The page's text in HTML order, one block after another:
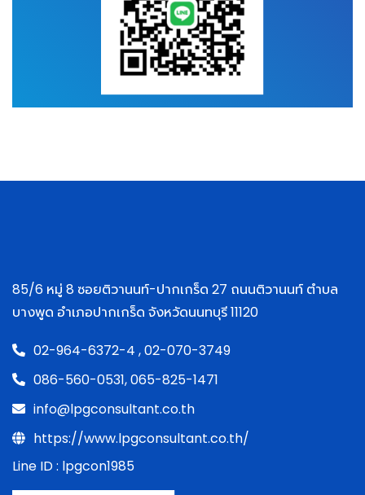
85/6 หมู่ 8 ซอยติวานนท์-ปากเกร็ด 27 ถนนติวานนท์ ตำบล
บางพูด อำเภอปากเกร็ด จังหวัดนนทบุรี 11120
02-964-6372-4 ,02-070-3749
086-560-0531,065-825-1471
info@lpgconsultant.co.th
https://www.lpgconsultant.co.th/
Line ID : lpgcon1985